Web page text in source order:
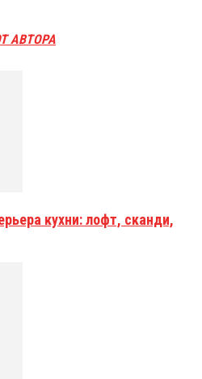
АВТОРА
кухни: лофт, сканди,